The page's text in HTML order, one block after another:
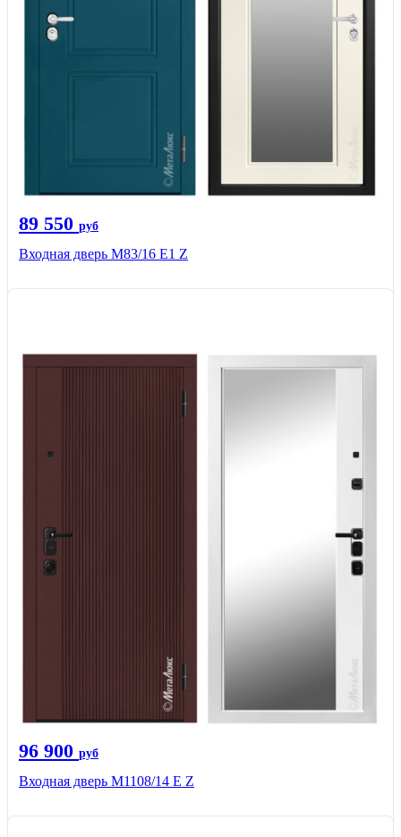
89 550 руб
Входная дверь M83/16 Е1 Z
96 900 руб
Входная дверь М1108/14 E Z